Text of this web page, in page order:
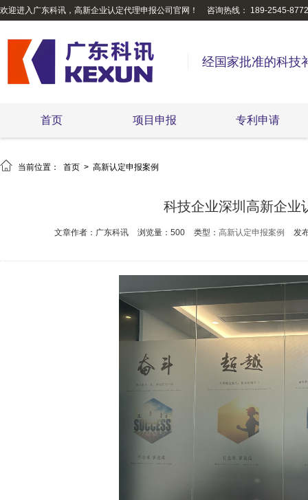
欢迎进入广东科讯，高新企业认定代理申报公司官网！ 咨询热线： 189-2545-8772
经国家批准的科技
首页 项目申报 专利申请
 当前位置： 首页 > 高新认定申报案例
科技企业深圳高新企业
文章作者：广东科讯 浏览量：500 类型： 高新认定申报案例 发